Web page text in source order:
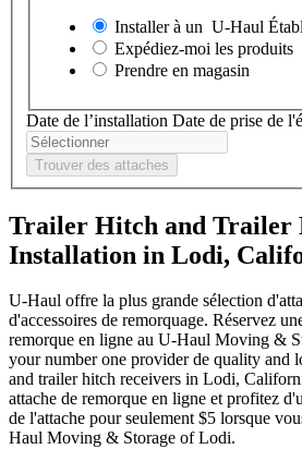
Installer à un U-Haul
Expédiez-moi les produits
Prendre en magasin
Date de l’installation Date de prise de
Trouver des attaches
Trailer Hitch and Trailer
Installation in Lodi,
U-Haul offre la plus grande sélection
d'accessoires de remorquage. Réservez
remorque en ligne au U-Haul Moving &
your number one provider de quality and
and trailer hitch receivers in Lodi,
attache de remorque en ligne et profitez
de l'attache pour seulement $5 lorsque
Haul Moving & Storage of Lodi.